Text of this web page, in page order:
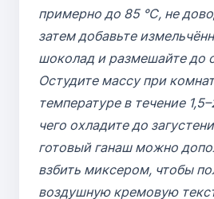
примерно до 85 °C, не
затем добавьте
шоколад и размешайте до
Остудите массу при
температуре в течение
чего охладите до
готовый ганаш можно
взбить миксером, чтобы
воздушную кремовую